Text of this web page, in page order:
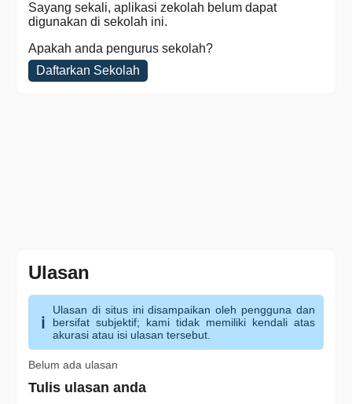
Sayang sekali, aplikasi zekolah belum dapat
digunakan di sekolah ini.
Apakah anda pengurus sekolah?
Daftarkan Sekolah
Ulasan
Ulasan di situs ini disampaikan oleh pengguna dan
bersifat subjektif; kami tidak memiliki kendali atas
akurasi atau isi ulasan tersebut.
Belum ada ulasan
Tulis ulasan anda